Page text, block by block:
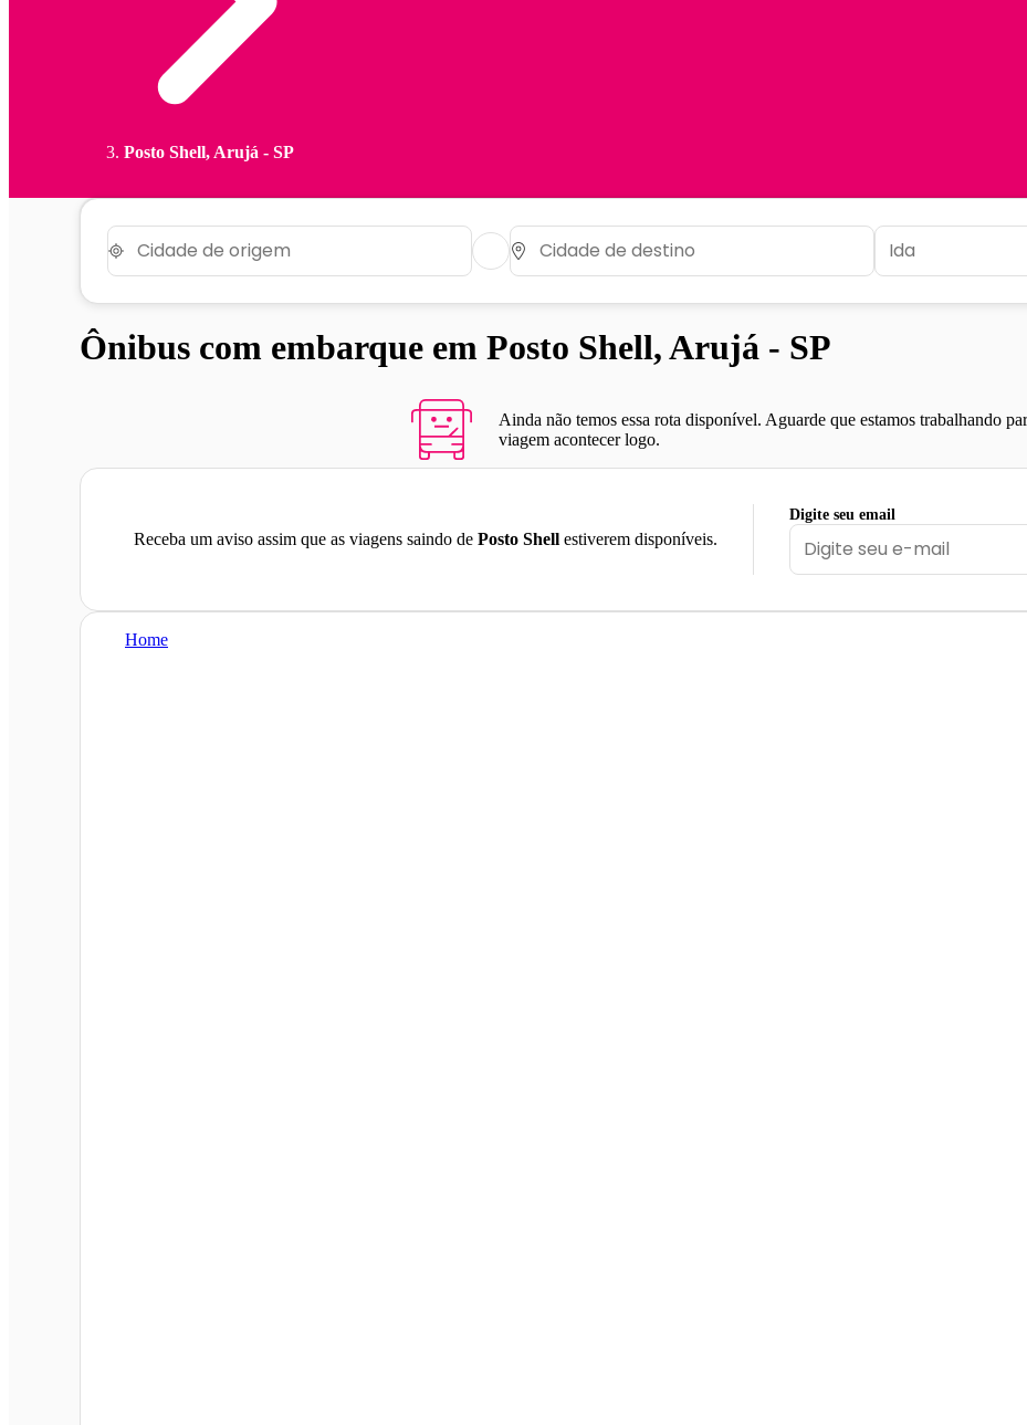
Posto Shell, Arujá - SP
Ônibus com embarque em Posto Shell, Arujá - SP
Ainda não temos essa rota disponível. Aguarde que estamos trabalhando
viagem acontecer logo.
Receba um aviso assim que as viagens saindo de Posto Shell estiverem disponíveis.
Digite seu email
Home